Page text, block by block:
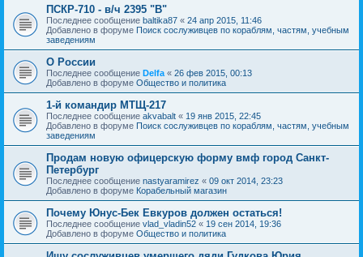
ПСКР-710 - в/ч 2395 "В"
Последнее сообщение baltika87 « 24 апр 2015, 11:46
Добавлено в форуме Поиск сослуживцев по кораблям, частям, учебным
заведениям
О России
Последнее сообщение Delfa « 26 фев 2015, 00:13
Добавлено в форуме Общество и политика
1-й командир МТЩ-217
Последнее сообщение akvabalt « 19 янв 2015, 22:45
Добавлено в форуме Поиск сослуживцев по кораблям, частям, учебным
заведениям
Продам новую офицерскую форму вмф город Санкт-
Петербург
Последнее сообщение nastyaramirez « 09 окт 2014, 23:23
Добавлено в форуме Корабельный магазин
Почему Юнус-Бек Евкуров должен остаться!
Последнее сообщение vlad_vladin52 « 19 сен 2014, 19:36
Добавлено в форуме Общество и политика